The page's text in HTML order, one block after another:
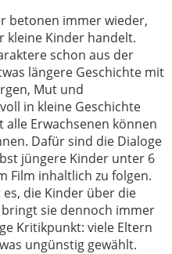
betonen immer wieder,
kleine Kinder handelt.
schon aus der
längere Geschichte mit
Mut und
in kleine Geschichte
Erwachsenen können
Dafür sind die Dialoge
jüngere Kinder unter 6
Film inhaltlich zu folgen.
die Kinder über die
bringt sie dennoch immer
Kritikpunkt: viele Eltern
ungünstig gewählt.